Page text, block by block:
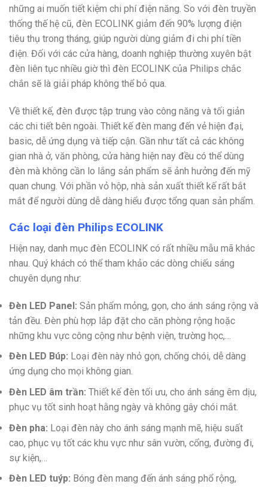
những ai muốn tiết kiệm chi phí điện năng. So với đèn truyền
thống thế hệ cũ, đèn ECOLINK giảm đến 90% lượng điện
tiêu thụ trong tháng, giúp người dùng giảm đi chi phí tiền
điện. Đối với các cửa hàng, doanh nghiệp thường xuyên bật
đèn liên tục nhiều giờ thì đèn ECOLINK của Philips chắc
chắn sẽ là giải pháp không thể bỏ qua.
Về thiết kế, đèn được tập trung vào công năng và tối giản
các chi tiết bên ngoài. Thiết kế đèn mang đến vẻ hiện đại,
basic, dễ ứng dụng và tiếp cận. Gần như tất cả các không
gian nhà ở, văn phòng, cửa hàng hiện nay đều có thể dùng
đèn mà không cần lo lắng sản phẩm sẽ ảnh hưởng đến mỹ
quan chung. Với phần vỏ hộp, nhà sản xuất thiết kế rất bắt
mắt để người dùng dễ dàng hiểu được tổng quan sản phẩm.
Các loại đèn Philips ECOLINK
Hiện nay, danh mục đèn ECOLINK có rất nhiều mẫu mã khác
nhau. Quý khách có thể tham khảo các dòng chiếu sáng
chuyên dụng như:
Đèn LED Panel: Sản phẩm mỏng, gọn, cho ánh sáng rộng và
tản đều. Đèn phù hợp lắp đặt cho căn phòng rộng hoặc
những khu vực công cộng như bệnh viện, trường học,…
Đèn LED Búp: Loại đèn này nhỏ gọn, chống chói, dễ dàng
ứng dụng cho mọi không gian.
Đèn LED âm trần: Thiết kế đèn tối ưu, cho ánh sáng êm dịu,
phục vụ tốt sinh hoạt hằng ngày và không gây chói mắt.
Đèn pha: Loại đèn này cho ánh sáng mạnh mẽ, hiệu suất
cao, phục vụ tốt các khu vực như sân vườn, cổng, đường đi,
sự kiện,…
Đèn LED tuýp: Bóng đèn mang đến ánh sáng phổ rộng,